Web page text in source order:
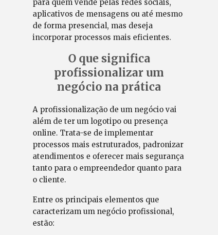
para quem vende pelas redes sociais,
aplicativos de mensagens ou até mesmo
de forma presencial, mas deseja
incorporar processos mais eficientes.
O que significa
profissionalizar um
negócio na prática
A profissionalização de um negócio vai
além de ter um logotipo ou presença
online. Trata-se de implementar
processos mais estruturados, padronizar
atendimentos e oferecer mais segurança
tanto para o empreendedor quanto para
o cliente.
Entre os principais elementos que
caracterizam um negócio profissional,
estão: